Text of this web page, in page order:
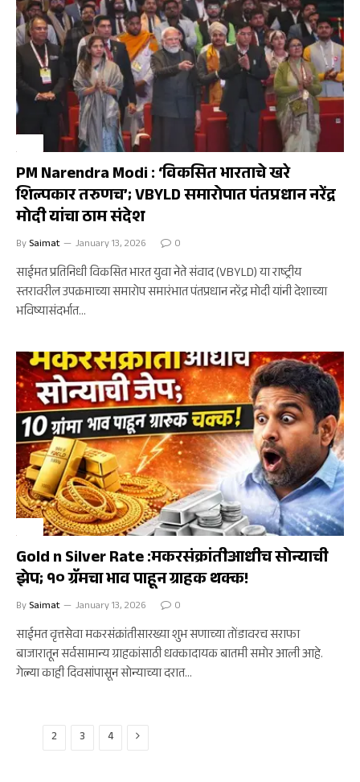
PM Narendra Modi : ‘विकसित भारताचे खरे
शिल्पकार तरुणच’; VBYLD समारोपात पंतप्रधान नरेंद्र
मोदी यांचा ठाम संदेश
By Saimat January 13, 2026 0
साईमत प्रतिनिधी विकसित भारत युवा नेते संवाद (VBYLD) या राष्ट्रीय
स्तरावरील उपक्रमाच्या समारोप समारंभात पंतप्रधान नरेंद्र मोदी यांनी देशाच्या
भविष्यासंदर्भात…
Gold n Silver Rate :मकरसंक्रांतीआधीच सोन्याची
झेप; १० ग्रॅमचा भाव पाहून ग्राहक थक्क!
By Saimat January 13, 2026 0
साईमत वृत्तसेवा मकरसंक्रांतीसारख्या शुभ सणाच्या तोंडावरच सराफा
बाजारातून सर्वसामान्य ग्राहकांसाठी धक्कादायक बातमी समोर आली आहे.
गेल्या काही दिवसांपासून सोन्याच्या दरात…
2 3 4 Next